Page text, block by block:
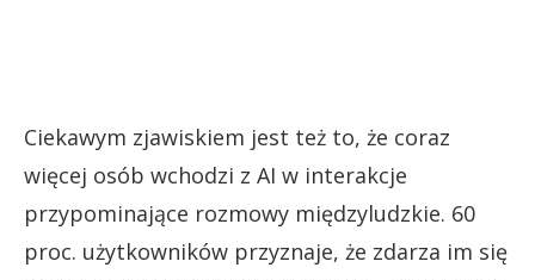
Ciekawym zjawiskiem jest też to, że coraz
więcej osób wchodzi z AI w interakcje
przypominające rozmowy międzyludzkie. 60
proc. użytkowników przyznaje, że zdarza im się